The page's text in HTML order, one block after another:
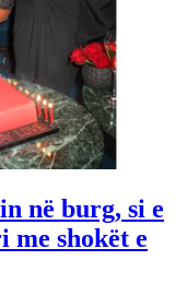
në burg, si e
shokët e